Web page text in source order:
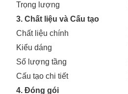
Trọng lượng
3. Chất liệu và Cấu tạo
Chất liệu chính
Kiểu dáng
Số lượng tầng
Cấu tạo chi tiết
4. Đóng gói